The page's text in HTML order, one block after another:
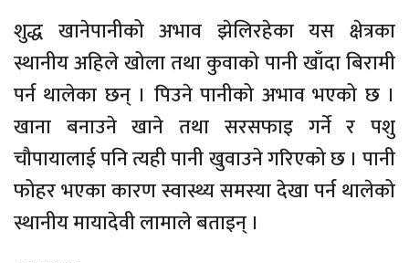
शुद्ध खानेपानीको अभाव झेलिरहेका यस क्षेत्रका
स्थानीय अहिले खोला तथा कुवाको पानी खाँदा बिरामी
पर्न थालेका छन् । पिउने पानीको अभाव भएको छ ।
खाना बनाउने खाने तथा सरसफाइ गर्ने र पशु
चौपायालाई पनि त्यही पानी खुवाउने गरिएको छ । पानी
फोहर भएका कारण स्वास्थ्य समस्या देखा पर्न थालेको
स्थानीय मायादेवी लामाले बताइन् ।